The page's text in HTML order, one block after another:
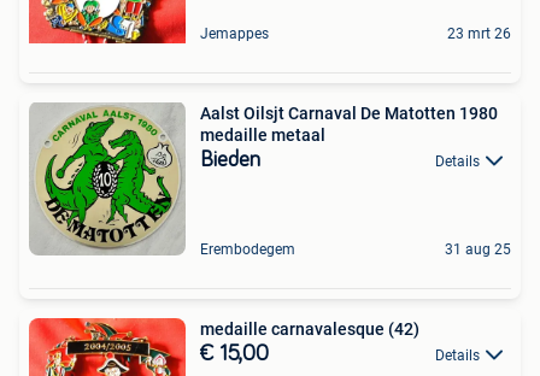
Jemappes 23 mrt 26
Aalst Oilsjt Carnaval De Matotten 1980
medaille metaal
Bieden Details
Erembodegem 31 aug 25
medaille carnavalesque (42)
€ 15,00 Details